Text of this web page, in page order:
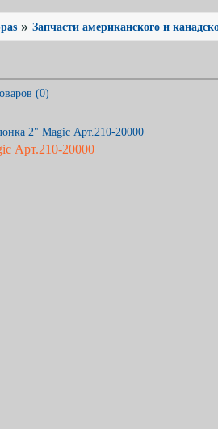
» Запчасти американского и
(0)
Арт.210-20000